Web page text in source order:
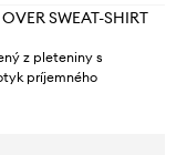
SWEAT-SHIRT
z pleteniny s
príjemného